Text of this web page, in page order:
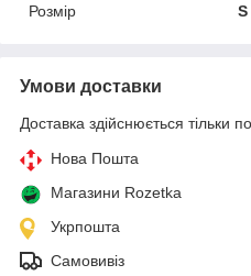
Розмір
S
Умови доставки
Доставка здійснюється тільки
Нова Пошта
Магазини Rozetka
Укрпошта
Самовивіз